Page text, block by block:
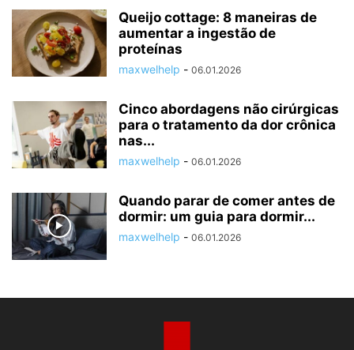
Queijo cottage: 8 maneiras de
aumentar a ingestão de
proteínas
maxwelhelp - 06.01.2026
Cinco abordagens não cirúrgicas
para o tratamento da dor crônica
nas...
maxwelhelp - 06.01.2026
Quando parar de comer antes de
dormir: um guia para dormir...
maxwelhelp - 06.01.2026